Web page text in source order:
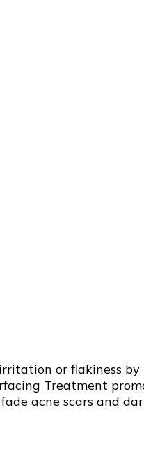
or flakiness
Treatment
acne scars and